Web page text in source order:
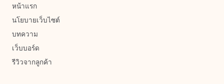
หน้าแรก
นโยบายเว็บไซต์
บทความ
เว็บบอร์ด
รีวิวจากลูกค้า